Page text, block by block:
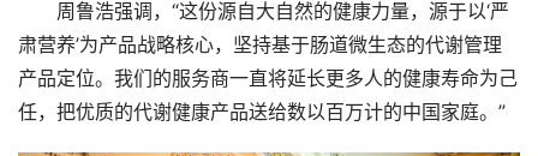
车
地
产
登录 注册
周鲁浩强调，“这份源自大自然的健康力量，源于以‘严
肃营养’为产品战略核心，坚持基于肠道微生态的代谢管理
产品定位。我们的服务商一直将延长更多人的健康寿命为己
任，把优质的代谢健康产品送给数以百万计的中国家庭。”